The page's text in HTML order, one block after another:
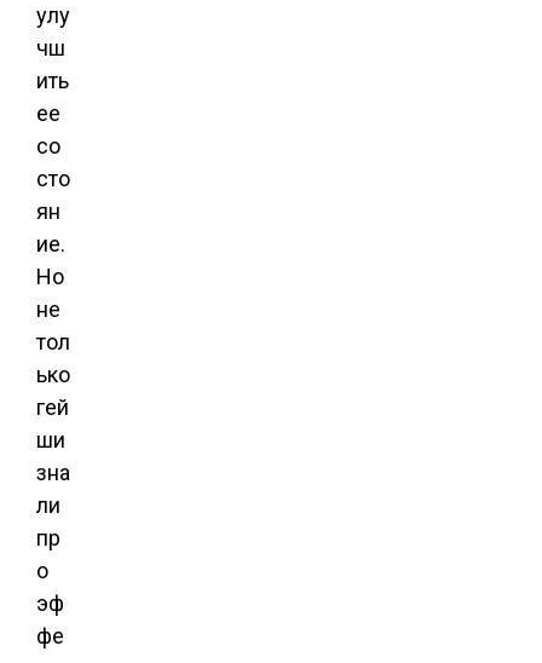
улу
чш
ить
ее
со
сто
ян
ие.
Но
не
тол
ько
гей
ши
зна
ли
пр
о
эф
фе